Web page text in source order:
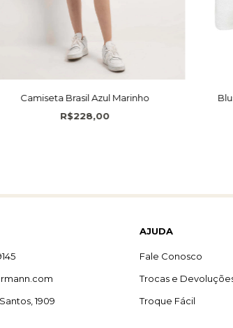
Camiseta Brasil Azul Marinho
R$228,00
1909
AJUDA
Fale Conosco
Trocas e
Troque Fácil